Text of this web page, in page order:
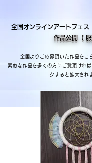
全国オンラインアートフェ
作品公開（ 服
全国よりご応募頂いた作品をこ
素敵な作品を多くの方にご覧頂けれ
クすると拡大され